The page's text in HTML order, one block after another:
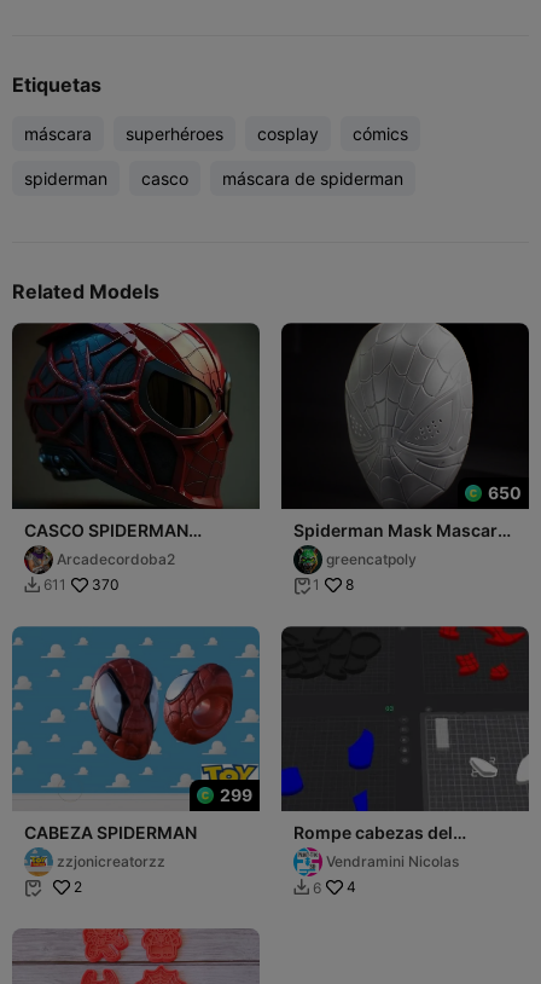
Etiquetas
máscara superhéroes cosplay cómics
spiderman casco máscara de spiderman
Related Models
CASCO SPIDERMAN
FUTURISTA IA VIRAL
Arcadecordoba2
 611 370
650
Spiderman Mask Mascara
de Spider Man
greencatpoly
 1 8
299
CABEZA SPIDERMAN
zzjonicreatorzz
 2
Rompe cabezas del
hombre araña
Vendramini Nicolas
 6 4